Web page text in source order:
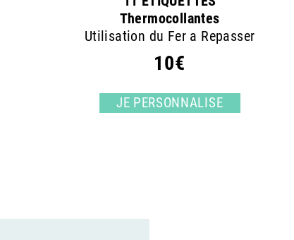
Thermocollantes
Utilisation du Fer a Repasser
10€
JE PERSONNALISE